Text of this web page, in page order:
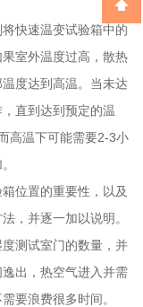
快速温变试验箱中的
室外温度过高，散热
度达到高温。当未达
直到达到预定的温
高温下可能需要2-3小
位置的重要性，以及
，并逐一加以说明。
测试室门的数量，并
出，热空气进入并需
要浪费很多时间。